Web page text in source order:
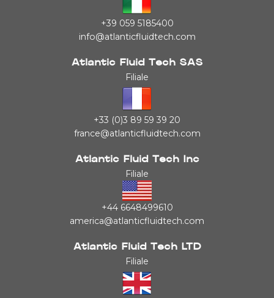
+39 059 5185400
info@atlanticfluidtech.com
Atlantic Fluid Tech SAS
Filiale
+33 (0)3 89 59 39 20
france@atlanticfluidtech.com
Atlantic Fluid Tech Inc
Filiale
+44 6648499610
america@atlanticfluidtech.com
Atlantic Fluid Tech LTD
Filiale